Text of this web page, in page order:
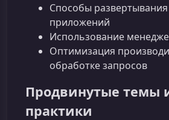
Способы
приложений
Использование
Оптимизация
обработке запросов
Продвинутые темы
практики